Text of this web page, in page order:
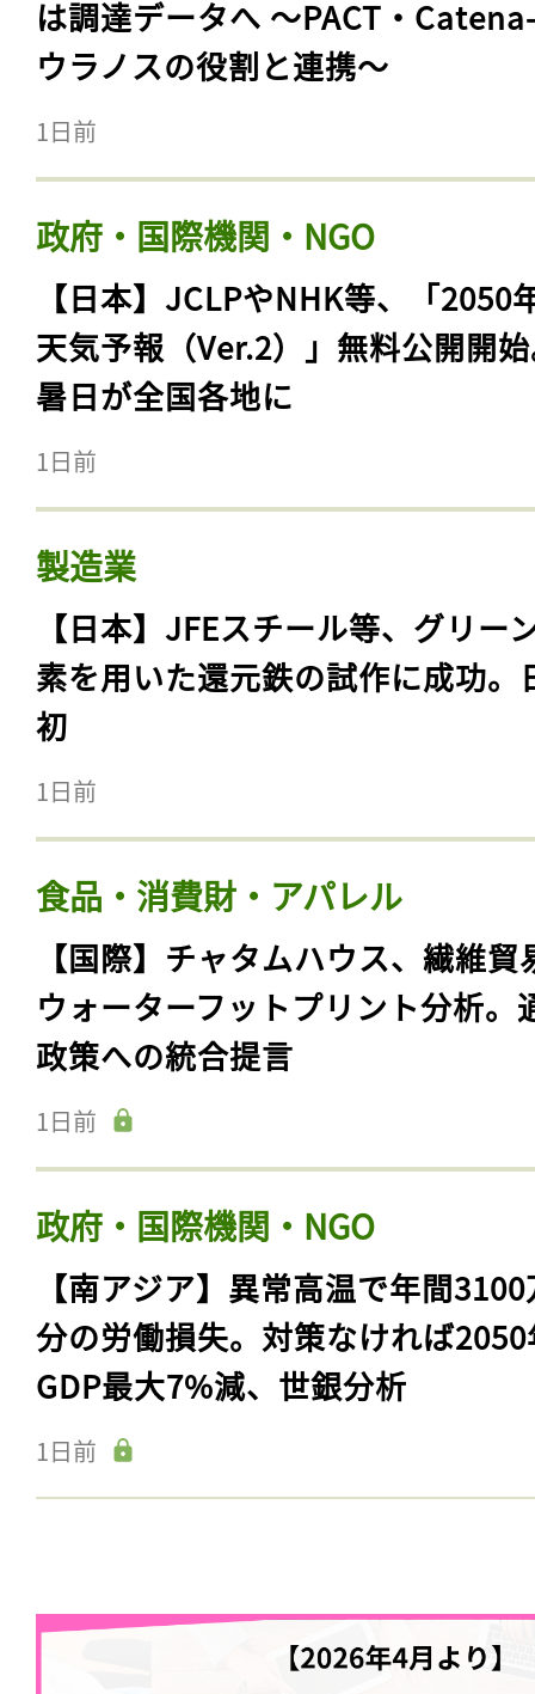
は調達データへ 〜PACT・
ウラノスの役割と連携〜
1日前
政府・国際機関・NGO
【日本】JCLPやNHK等、「2050
天気予報（Ver.2）」無料公開開
暑日が全国各地に
1日前
製造業
【日本】JFEスチール等、グリー
素を用いた還元鉄の試作に成功。
初
1日前
食品・消費財・アパレル
【国際】チャタムハウス、繊維貿
ウォーターフットプリント分析。
政策への統合提言
1日前
政府・国際機関・NGO
【南アジア】異常高温で年間
分の労働損失。対策なければ
GDP最大7%減、世銀分析
1日前